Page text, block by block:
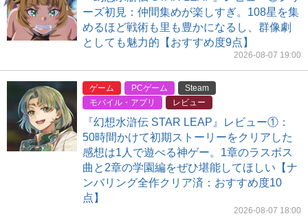
ーズ初見：仲間集めが楽しすぎ。108星を集
めるほど戦術も里も豊かになるし、群像劇
としても魅力的【おすすめ度9点】
2026-08-07 19:00
ゲーム PCゲーム
Steam
モバイル・アプリ
レビュー
『幻想水滸伝 STAR LEAP』レビュー①：
50時間かけて初期ストーリーをクリアした
感想は1人で遊べる神ゲー。1章のラスボス
曲と2章の学園編をぜひ堪能してほしい【ナ
ンバリング全作クリア済：おすすめ度10
点】
2026-08-07 18:00